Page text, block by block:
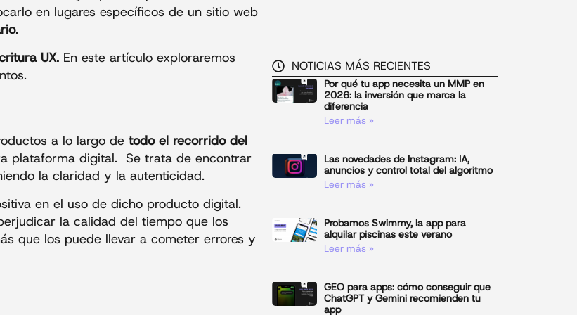
en lugares específicos de un sitio web
.
UX. En este artículo exploraremos
a lo largo de todo el recorrido del
plataforma digital. Se trata de encontrar
la claridad y la autenticidad.
en el uso de dicho producto digital.
la calidad del tiempo que los
que los puede llevar a cometer errores y
NOTICIAS MÁS RECIENTES
Por qué tu app necesita un MMP en
2026: la inversión que marca la
diferencia
Leer más »
Las novedades de Instagram: IA,
anuncios y control total del algoritmo
Leer más »
Probamos Swimmy, la app para
alquilar piscinas este verano
Leer más »
GEO para apps: cómo conseguir que
ChatGPT y Gemini recomienden tu
app